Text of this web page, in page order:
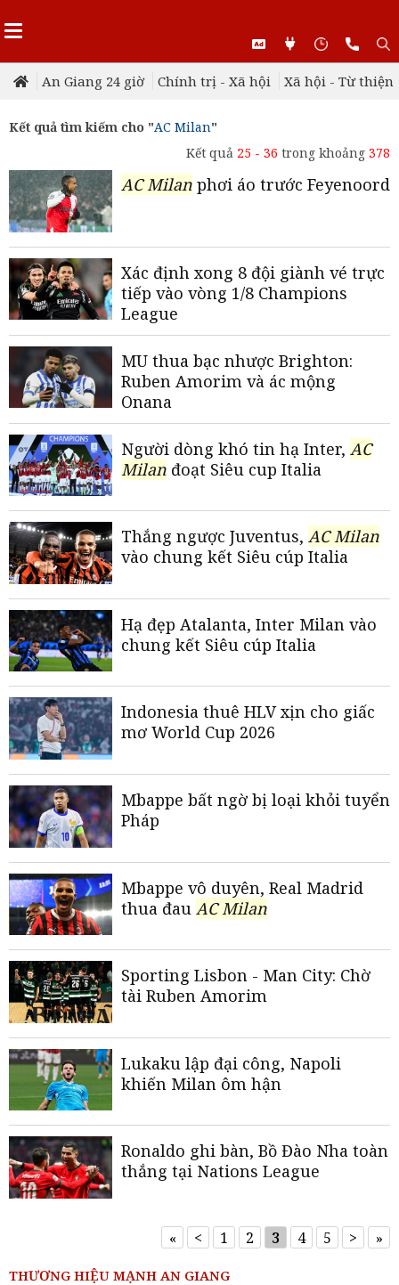
An Giang 24 giờ Chính trị - Xã hội Xã hội - Từ thiện
Kết quả tìm kiếm cho "AC Milan"
Kết quả 25 - 36 trong khoảng 378
AC Milan phơi áo trước Feyenoord
Xác định xong 8 đội giành vé trực
tiếp vào vòng 1/8 Champions
League
MU thua bạc nhược Brighton:
Ruben Amorim và ác mộng
Onana
Người dòng khó tin hạ Inter, AC
Milan đoạt Siêu cup Italia
Thắng ngược Juventus, AC Milan
vào chung kết Siêu cúp Italia
Hạ đẹp Atalanta, Inter Milan vào
chung kết Siêu cúp Italia
Indonesia thuê HLV xịn cho giấc
mơ World Cup 2026
Mbappe bất ngờ bị loại khỏi tuyển
Pháp
Mbappe vô duyên, Real Madrid
thua đau AC Milan
Sporting Lisbon - Man City: Chờ
tài Ruben Amorim
Lukaku lập đại công, Napoli
khiến Milan ôm hận
Ronaldo ghi bàn, Bồ Đào Nha toàn
thắng tại Nations League
« < 1 2 3 4 5 > »
THƯƠNG HIỆU MẠNH AN GIANG